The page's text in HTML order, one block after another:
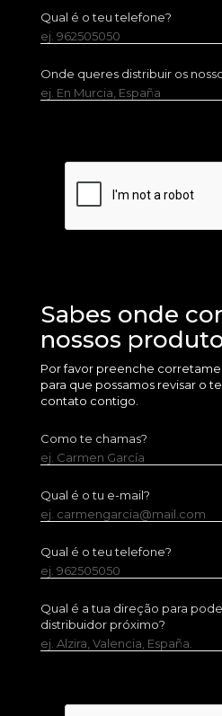
Qual é o teu telefone?
ej. 962505050
Onde queres distribuir os
ej. En Murcia, España
Sabes onde
nossos
Por favor preenche
para que possamos revisar o
contato contigo.
Como te chamas?
ej. Carmen García
Qual é o tu e-mail?
ej. carmengarcia@mail.com
Qual é o teu telefone?
ej. 962505050
Qual é a tua direção para
distribuidor próximo?
ej. Alzira, Valencia, España.